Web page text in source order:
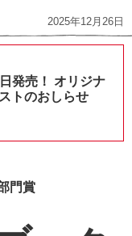
2025年12月26日
発売！ オリジナ
トのおしらせ
門賞